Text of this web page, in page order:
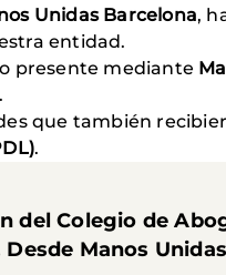
Unidas Barcelona,
entidad.
presente mediante
que también
.
del Colegio de
Desde Manos